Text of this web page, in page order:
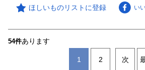
ほしいものリストに登録 い
54件あります
1 2 次